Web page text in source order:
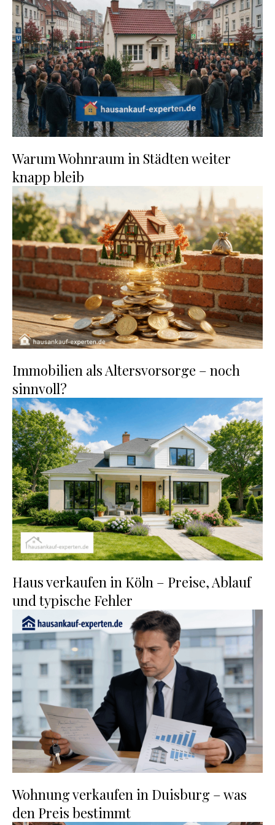
Warum Wohnraum in Städten weiter
knapp bleib
Immobilien als Altersvorsorge – noch
sinnvoll?
Haus verkaufen in Köln – Preise, Ablauf
und typische Fehler
Wohnung verkaufen in Duisburg – was
den Preis bestimmt